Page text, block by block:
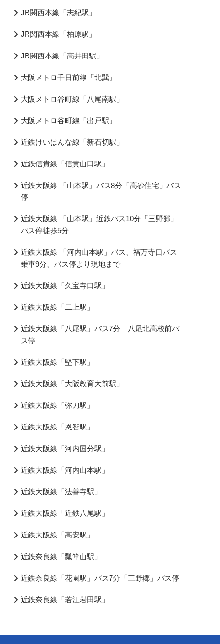
JR関西本線「志紀駅」
JR関西本線「柏原駅」
JR関西本線「高井田駅」
大阪メトロ千日前線「北巽」
大阪メトロ谷町線「八尾南駅」
大阪メトロ谷町線「出戸駅」
近鉄けいはんな線「新石切駅」
近鉄信貴線「信貴山口駅」
近鉄大阪線 「山本駅」バス8分「高砂住宅」バス
停
近鉄大阪線 「山本駅」近鉄バス10分「三野郷」
バス停徒歩5分
近鉄大阪線 「河内山本駅」バス、福万寺口バス
乗車9分、バス停より現地まで
近鉄大阪線「久宝寺口駅」
近鉄大阪線「二上駅」
近鉄大阪線「八尾駅」バス7分 八尾北高校前バ
ス停
近鉄大阪線「堅下駅」
近鉄大阪線「大阪教育大前駅」
近鉄大阪線「弥刀駅」
近鉄大阪線「恩智駅」
近鉄大阪線「河内国分駅」
近鉄大阪線「河内山本駅」
近鉄大阪線「法善寺駅」
近鉄大阪線「近鉄八尾駅」
近鉄大阪線「高安駅」
近鉄奈良線「瓢箪山駅」
近鉄奈良線「花園駅」バス7分「三野郷」バス停
近鉄奈良線「若江岩田駅」